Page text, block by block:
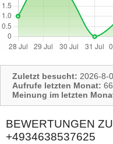
Zuletzt besucht: 2026-8-
Aufrufe letzten Monat: 66
Meinung im letzten
BEWERTUNGEN
+4934638537625